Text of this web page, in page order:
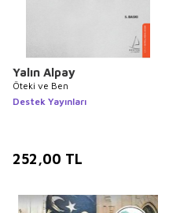
Yalın Alpay
Öteki ve Ben
Destek Yayınları
252,00 TL